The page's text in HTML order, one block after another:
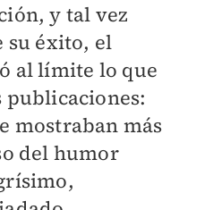
y tal vez
su éxito, el
al límite lo que
publicaciones:
mostraban más
del humor